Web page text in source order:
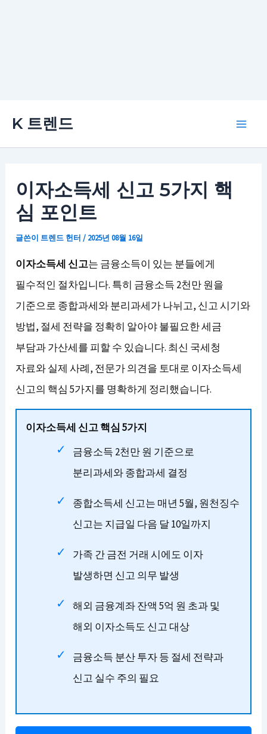
K 트렌드
이자소득세 신고 5가지 핵
심 포인트
글쓴이 트렌드 헌터/ 2025년 08월 16일
이자소득세 신고는 금융소득이 있는 분들에게
필수적인 절차입니다. 특히 금융소득 2천만 원을
기준으로 종합과세와 분리과세가 나뉘고, 신고 시기와
방법, 절세 전략을 정확히 알아야 불필요한 세금
부담과 가산세를 피할 수 있습니다. 최신 국세청
자료와 실제 사례, 전문가 의견을 토대로 이자소득세
신고의 핵심 5가지를 명확하게 정리했습니다.
이자소득세 신고 핵심 5가지
금융소득 2천만 원 기준으로
분리과세와 종합과세 결정
종합소득세 신고는 매년 5월, 원천징수
신고는 지급일 다음 달 10일까지
가족 간 금전 거래 시에도 이자
발생하면 신고 의무 발생
해외 금융계좌 잔액 5억 원 초과 및
해외 이자소득도 신고 대상
금융소득 분산 투자 등 절세 전략과
신고 실수 주의 필요